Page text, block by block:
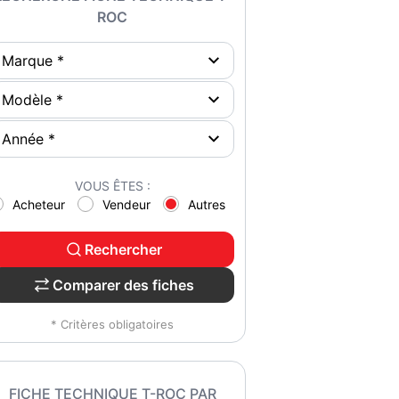
ROC
VOUS ÊTES :
Acheteur
Vendeur Autres
Rechercher
Comparer des fiches
* Critères obligatoires
FICHE TECHNIQUE T-ROC PAR